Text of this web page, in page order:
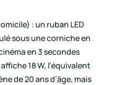
: un ruban LED
sous une corniche en
en 3 secondes
18 W, l’équivalent
de 20 ans d’âge, mais